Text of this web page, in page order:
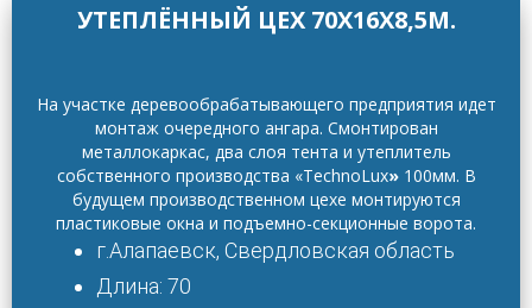
УТЕПЛЁННЫЙ ЦЕХ 70Х16Х8,5М.
На участке деревообрабатывающего предприятия идет
монтаж очередного ангара. Смонтирован
металлокаркас, два слоя тента и утеплитель
собственного производства «TechnoLux» 100мм. В
будущем производственном цехе монтируются
пластиковые окна и подъемно-секционные ворота.
г.Алапаевск, Свердловская область
Длина: 70